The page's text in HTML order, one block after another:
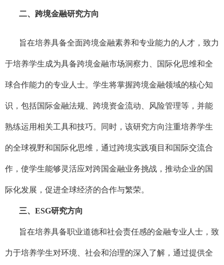
二、跨境金融研究方向
旨在培养具备全面跨境金融素养和专业能力的人才，致力
于培养学生成为具备跨境金融市场洞察力、国际化思维和全
球合作能力的专业人士。学生将掌握跨境金融领域的核心知
识，包括国际金融法规、跨境资金流动、风险管理等，并能
熟练运用相关工具和技巧。同时，该研究方向注重培养学生
的全球视野和国际化思维，通过跨境实践项目和国际交流合
作，使学生能够灵活应对跨国金融业务挑战，推动企业的国
际化发展，促进全球经济的合作与繁荣。
三、ESG研究方向
旨在培养具备职业道德和社会责任感的金融专业人士，致
力于培养学生对环境、社会和治理的深入了解，通过提供全